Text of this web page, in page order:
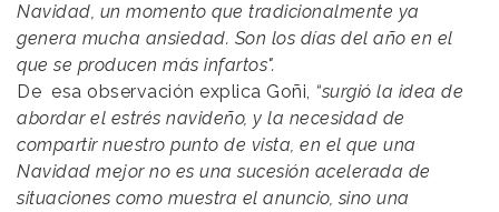
Navidad, un momento que tradicionalmente ya
genera mucha ansiedad. Son los días del año en el
que se producen más infartos".
De esa observación explica Goñi, “surgió la idea de
abordar el estrés navideño, y la necesidad de
compartir nuestro punto de vista, en el que una
Navidad mejor no es una sucesión acelerada de
situaciones como muestra el anuncio, sino una